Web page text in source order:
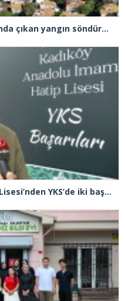
Heybeliada Deniz Harp Okulu’nda çıkan yangın söndürüldü
Kadıköy Anadolu İmam Hatip Lisesi’nden YKS’de iki başarı birden